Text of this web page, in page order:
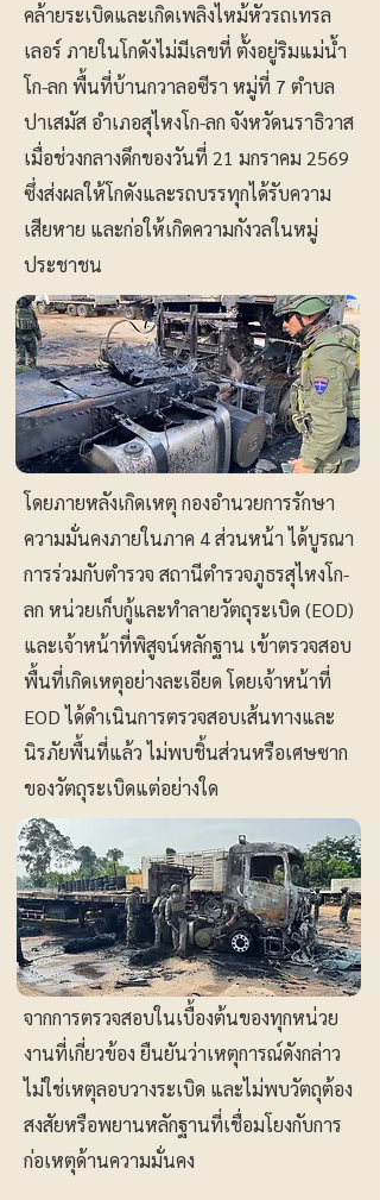
คล้ายระเบิดและเกิดเพลิงไหม้หัวรถเทรล
เลอร์ ภายในโกดังไม่มีเลขที่ ตั้งอยู่ริมแม่น้ำ
โก-ลก พื้นที่บ้านกวาลอซีรา หมู่ที่ 7 ตำบล
ปาเสมัส อำเภอสุไหงโก-ลก จังหวัดนราธิวาส
เมื่อช่วงกลางดึกของวันที่ 21 มกราคม 2569
ซึ่งส่งผลให้โกดังและรถบรรทุกได้รับความ
เสียหาย และก่อให้เกิดความกังวลในหมู่
ประชาชน
โดยภายหลังเกิดเหตุ กองอำนวยการรักษา
ความมั่นคงภายในภาค 4 ส่วนหน้า ได้บูรณา
การร่วมกับตำรวจ สถานีตำรวจภูธรสุไหงโก-
ลก หน่วยเก็บกู้และทำลายวัตถุระเบิด (EOD)
และเจ้าหน้าที่พิสูจน์หลักฐาน เข้าตรวจสอบ
พื้นที่เกิดเหตุอย่างละเอียด โดยเจ้าหน้าที่
EOD ได้ดำเนินการตรวจสอบเส้นทางและ
นิรภัยพื้นที่แล้ว ไม่พบชิ้นส่วนหรือเศษซาก
ของวัตถุระเบิดแต่อย่างใด
จากการตรวจสอบในเบื้องต้นของทุกหน่วย
งานที่เกี่ยวข้อง ยืนยันว่าเหตุการณ์ดังกล่าว
ไม่ใช่เหตุลอบวางระเบิด และไม่พบวัตถุต้อง
สงสัยหรือพยานหลักฐานที่เชื่อมโยงกับการ
ก่อเหตุด้านความมั่นคง